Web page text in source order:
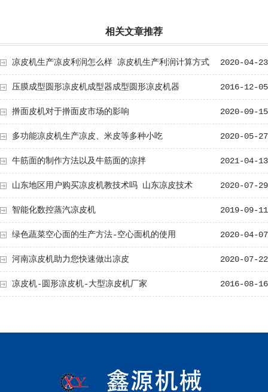
相关文章推荐
2020-04-23
凉皮机生产凉皮利润怎么样 凉皮机生产利润计算方式
2016-12-05
压膜成型圆形凉皮机成型器成型圆形凉皮机器
2020-09-15
擀面皮机对于擀面皮市场的影响
2020-05-27
多功能凉皮机生产凉皮、米皮等多种小吃
2021-04-13
牛筋面的制作方法以及牛筋面的凉拌
2020-07-29
山东地区用户购买凉皮机教技术吗 山东凉皮技术
2019-09-11
智能化数控蒸汽凉皮机
2020-04-07
绿色蔬菜空心面的生产方法-空心面机的使用
2020-07-22
河南凉皮机助力您快速做出凉皮
2016-08-16
凉皮机-圆形凉皮机-大型凉皮机厂家